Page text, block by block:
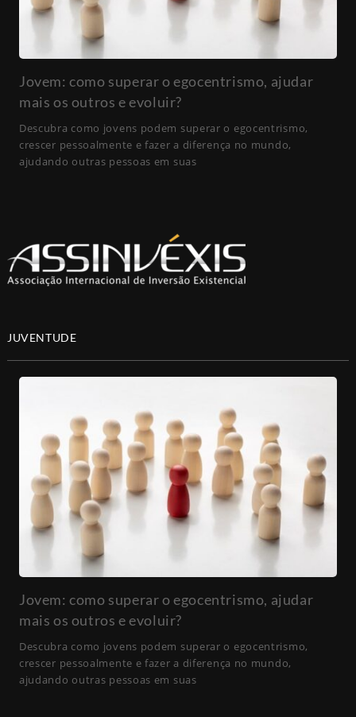
Jovem: como superar o egocentrismo, ajudar
mais os outros e evoluir?
Descubra como jovens podem superar o egocentrismo,
crescer pessoalmente e fazer a diferença no mundo,
ajudando outras pessoas em suas
JUVENTUDE
Jovem: como superar o egocentrismo, ajudar
mais os outros e evoluir?
Descubra como jovens podem superar o egocentrismo,
crescer pessoalmente e fazer a diferença no mundo,
ajudando outras pessoas em suas